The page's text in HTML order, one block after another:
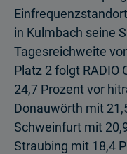
in Kulmbach seine
Tagesreichweite
Platz 2 folgt RADIO
24,7 Prozent vor
Donauwörth mit
Schweinfurt mit
Straubing mit 18,4